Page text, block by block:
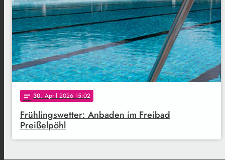
notes 30. April 2026 15:02
Frühlingswetter: Anbaden im Freibad
Preißelpöhl